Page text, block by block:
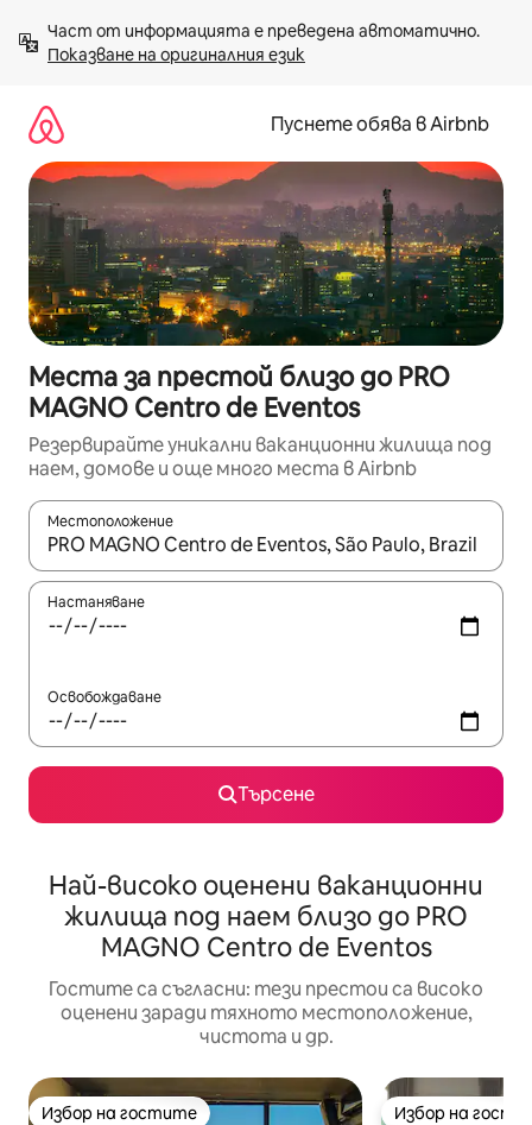
към
съдържанието
Показване на оригиналния език
Пуснете обява в Airbnb
Места за престой близо до PRO
MAGNO Centro de Eventos
Резервирайте уникални ваканционни жилища под
наем, домове и още много места в Airbnb
Местоположение
Когато резултатите се покажат, използвайте
Настаняване
Освобождаване
Търсене
Най-високо оценени ваканционни
жилища под наем близо до PRO
MAGNO Centro de Eventos
Гостите са съгласни: тези престои са високо
оценени заради тяхното местоположение,
чистота и др.
Избор на гостите Избор на